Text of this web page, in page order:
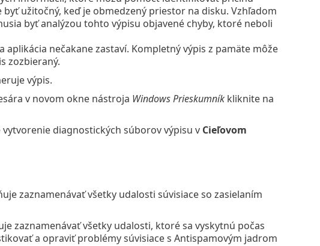
užitočný, keď je obmedzený priestor na disku. Vzhľadom
byť analýzou tohto výpisu objavené chyby, ktoré neboli
nečakane zastaví. Kompletný výpis z pamäte môže
zozbieraný.
výpis.
v novom okne nástroja Windows Prieskumníkkliknite na
diagnostických súborov výpisu v Cieľovom
zaznamenávať všetky udalosti súvisiace so zasielaním
zaznamenávať všetky udalosti, ktoré sa vyskytnú počas
a opraviť problémy súvisiace s Antispamovým jadrom